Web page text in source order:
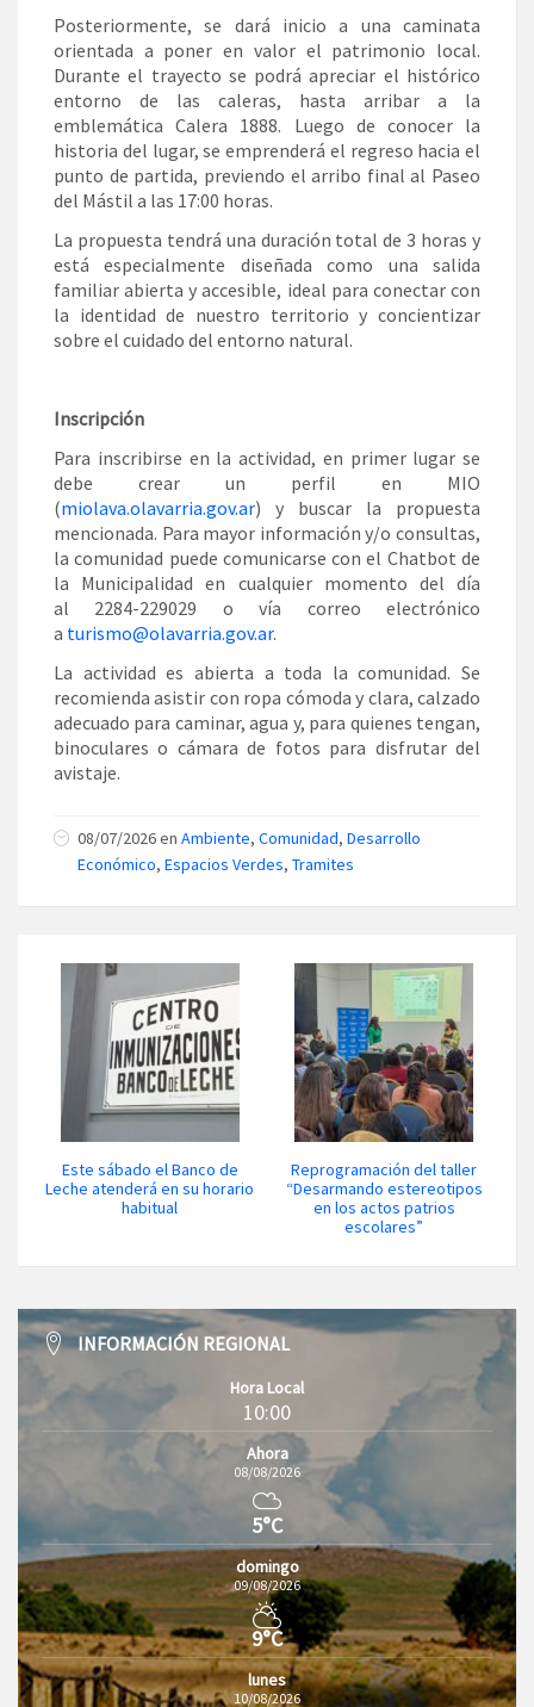
Posteriormente, se dará inicio a una caminata
orientada a poner en valor el patrimonio local.
Durante el trayecto se podrá apreciar el histórico
entorno de las caleras, hasta arribar a la
emblemática Calera 1888. Luego de conocer la
historia del lugar, se emprenderá el regreso hacia el
punto de partida, previendo el arribo final al Paseo
del Mástil a las 17:00 horas.
La propuesta tendrá una duración total de 3 horas y
está especialmente diseñada como una salida
familiar abierta y accesible, ideal para conectar con
la identidad de nuestro territorio y concientizar
sobre el cuidado del entorno natural.
Inscripción
Para inscribirse en la actividad, en primer lugar se
debe crear un perfil en MIO
(miolava.olavarria.gov.ar) y buscar la propuesta
mencionada. Para mayor información y/o consultas,
la comunidad puede comunicarse con el Chatbot de
la Municipalidad en cualquier momento del día
al 2284-229029 o vía correo electrónico
a turismo@olavarria.gov.ar.
La actividad es abierta a toda la comunidad. Se
recomienda asistir con ropa cómoda y clara, calzado
adecuado para caminar, agua y, para quienes tengan,
binoculares o cámara de fotos para disfrutar del
avistaje.
08/07/2026 en Ambiente, Comunidad, Desarrollo
Económico, Espacios Verdes, Tramites
Este sábado el Banco de
Leche atenderá en su horario
habitual
Reprogramación del taller
“Desarmando estereotipos
en los actos patrios
escolares”
INFORMACIÓN REGIONAL
Hora Local
10:00
Ahora
08/08/2026
5°C
domingo
09/08/2026
9°C
lunes
10/08/2026